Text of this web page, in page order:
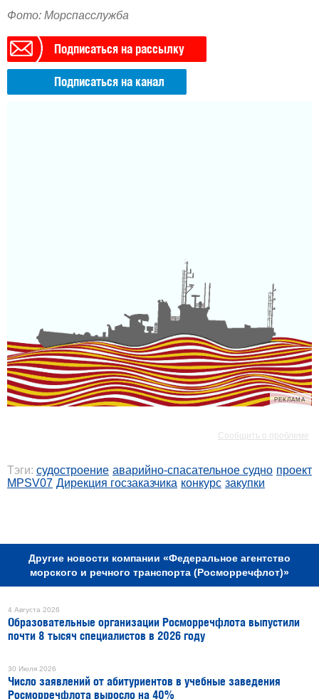
Фото: Морспасслужба
Подписаться на рассылку
Подписаться на канал
РЕКЛАМА
Сообщить о проблеме
Тэги: судостроение аварийно-спасательное судно проект
MPSV07 Дирекция госзаказчика конкурс закупки
Другие новости компании «Федеральное агентство
морского и речного транспорта (Росморречфлот)»
4 Августа 2026
Образовательные организации Росморречфлота выпустили
почти 8 тысяч специалистов в 2026 году
30 Июля 2026
Число заявлений от абитуриентов в учебные заведения
Росморречфлота выросло на 40%